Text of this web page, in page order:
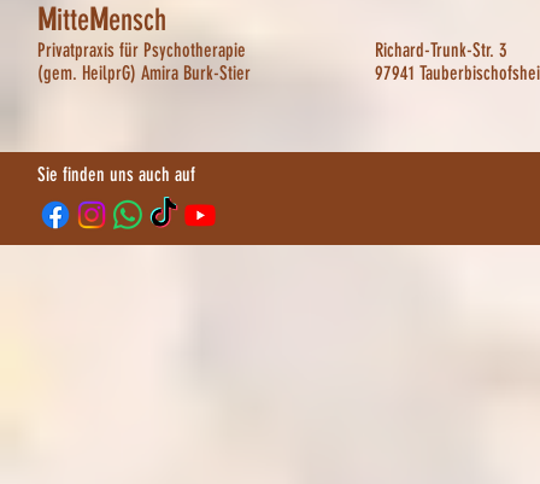
MitteMensch
Privatpraxis für Psychotherapie
(gem. HeilprG) Amira Burk-Stier
Richard-Trunk-Str. 3
97941
Sie finden uns auch auf